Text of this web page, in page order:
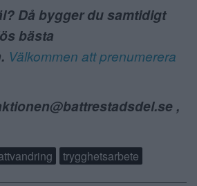
Då bygger du samtidigt
bästa
Välkommen att prenumerera
,
trygghetsarbete